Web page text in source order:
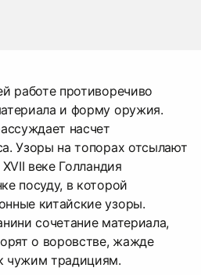
работе противоречиво
и форму оружия.
насчет
Узоры на топорах отсылают
веке Голландия
посуду, в которой
китайские узоры.
сочетание материала,
о воровстве, жажде
чужим традициям.